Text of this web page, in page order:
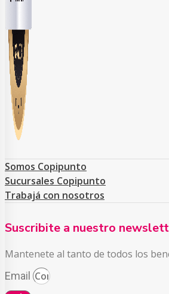
Somos Copipunto
Sucursales Copipunto
Trabajá con nosotros
Suscribite a nuestro
Mantenete al tanto de todos los
Email